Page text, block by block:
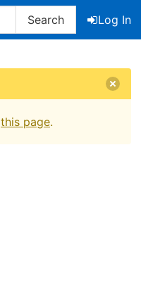
Search
Log In
this page.